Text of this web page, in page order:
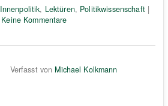
Innenpolitik, Lektüren, Politikwissenschaft|
Keine Kommentare
Verfasst von Michael Kolkmann